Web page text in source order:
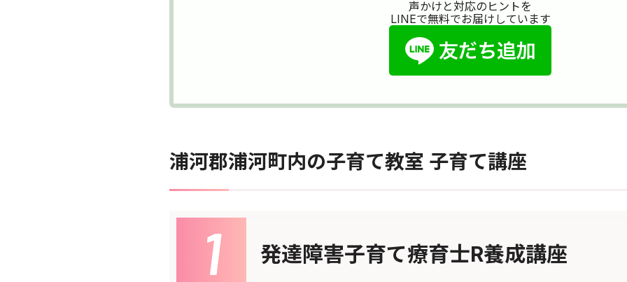
声かけと対応のヒントを
LINEで無料でお届けしています
浦河郡浦河町内の子育て教室 子育て講座
発達障害子育て療育士R養成講座